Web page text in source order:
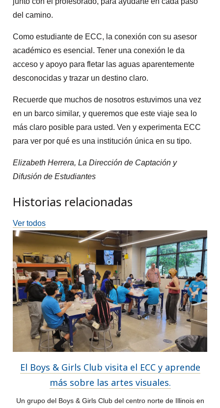
del camino.
Como estudiante de ECC, la conexión con su asesor
académico es esencial. Tener una conexión le da
acceso y apoyo para fletar las aguas aparentemente
desconocidas y trazar un destino claro.
Recuerde que muchos de nosotros estuvimos una vez
en un barco similar, y queremos que este viaje sea lo
más claro posible para usted. Ven y experimenta ECC
para ver por qué es una institución única en su tipo.
Elizabeth Herrera, La Dirección de Captación y
Difusión de Estudiantes
Historias relacionadas
Ver todos
El Boys & Girls Club visita el ECC y aprende
más sobre las artes visuales.
Un grupo del Boys & Girls Club del centro norte de Illinois en